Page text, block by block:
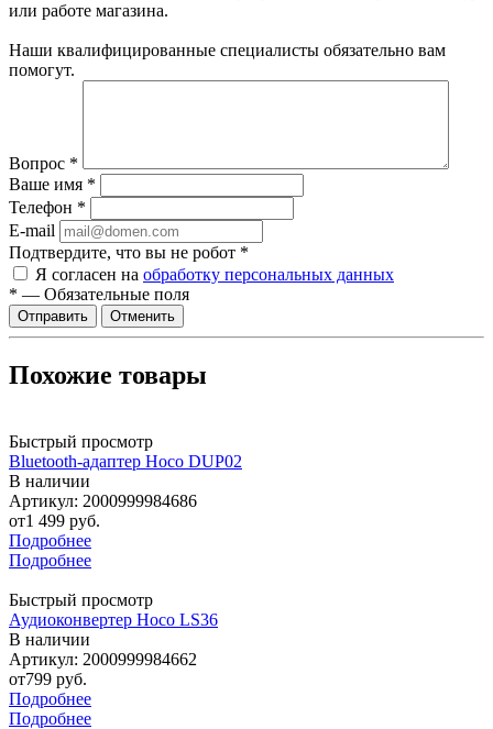
или работе магазина.
Наши квалифицированные специалисты обязательно вам
помогут.
Вопрос *
Ваше имя *
Телефон *
E-mail
Подтвердите, что вы не робот *
Я согласен на обработку персональных данных
* — Обязательные поля
Отменить
Похожие товары
Быстрый просмотр
Bluetooth-адаптер Hoco DUP02
В наличии
Артикул: 2000999984686
от1 499 руб.
Подробнее
Подробнее
Быстрый просмотр
Аудиоконвертер Hoco LS36
В наличии
Артикул: 2000999984662
от799 руб.
Подробнее
Подробнее